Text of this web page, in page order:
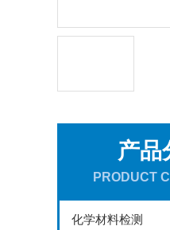
产品
PRODUCT
化学材料检测